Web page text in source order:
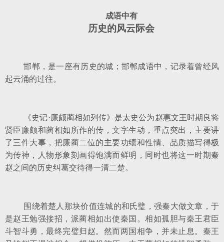
成语中有
历史的风云际会
邯郸，是一座有历史的城；邯郸成语中，记录着曾经风
起云涌的过往。
《史记·廉颇蔺相如列传》是太史公为赵惠文王时期良将
贤臣廉颇和蔺相如所作的传，文字生动，重点突出，主要讲
了三件大事，把廉蔺二位的主要功绩和性情、品质描写得极
为传神，人物形象刻画得饱满而鲜明，同时也将这一时期秦
赵之间的历史纠葛交待得一清二楚。
围绕着楚人那块价值连城的和氏璧，强秦大做文章，于
是赵王勉强接招，派蔺相如出使秦国。相如孤胆与秦王君臣
斗智斗勇，最终完璧归赵。然而两国相争，并未止息。秦王